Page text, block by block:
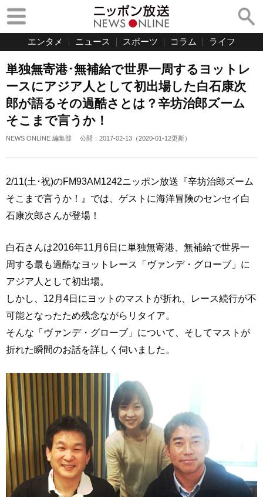
エンタメ ニュース スポーツ コラム ライフ
単独無寄港･無補給で世界一周するヨットレ
ースにアジア人として初出場した白石康次
郎が語るその過酷さとは？辛坊治郎ズーム
そこまで言うか！
NEWS ONLINE 編集部 公開： 2017-02-13 （2020-01-12更新）
2/11(土･祝)のFM93AM1242ニッポン放送『辛坊治郎ズーム
そこまで言うか！』では、ゲストに海洋冒険のセンセイ白
石康次郎さんが登場！
白石さんは2016年11月6日に単独無寄港、無補給で世界一
周する最も過酷なヨットレース「ヴァンデ・グローブ」に
アジア人として初出場。
しかし、12月4日にヨットのマストが折れ、レース続行が不
可能となったため残念ながらリタイア。
そんな「ヴァンデ・グローブ」について、そしてマストが
折れた瞬間のお話を詳しく伺いました。